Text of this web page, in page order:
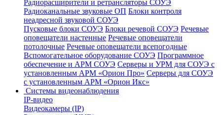
Радиорасширители и ретрансляторы СОУЭ
Радиоканальные звуковые ОП Блоки контроля
неадресной звуковой СОУЭ
Пусковые блоки СОУЭ Блоки речевой СОУЭ Речевые
оповещатели настенные Речевые оповещатели
потолочные Речевые оповещатели всепогодные
Вспомогательное оборудование СОУЭ Программное
обеспечение и АРМ СОУЭ Серверы и УРМ для СОУЭ с
установленным АРМ «Орион Про» Серверы для СОУЭ
с установленным АРМ «Орион Икс»
Системы видеонаблюдения
IP-видео
Видеокамеры (IP)